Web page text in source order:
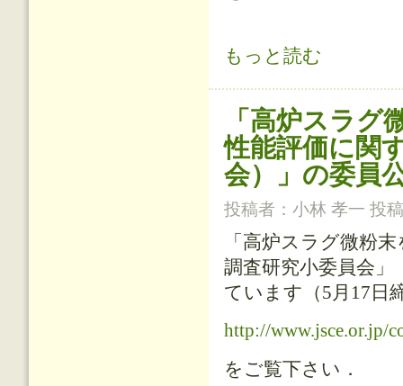
「亜鉛めっき鉄筋を用いるコンク
もっと読む
「高炉スラグ
性能評価に関
会）」の委員
投稿者： 小林 孝一 投
「高炉スラグ微粉
調査研究小委員会」
ています（5月17日
http://www.jsce.or.jp/
をご覧下さい．